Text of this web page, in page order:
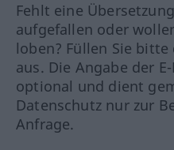
Fehlt eine
aufgefallen oder
loben? Füllen Sie bitte
aus. Die Angabe der
optional und dient
Datenschutz nur zur
Anfrage.